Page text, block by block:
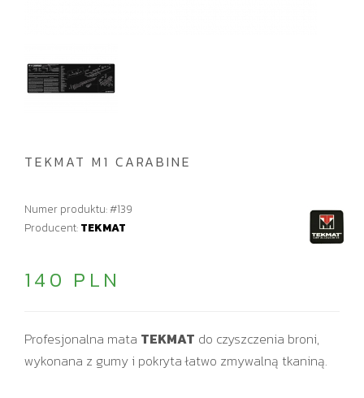
TEKMAT M1 CARABINE
Numer produktu: #139
Producent: TEKMAT
140 PLN
Profesjonalna mata TEKMAT do czyszczenia broni,
wykonana z gumy i pokryta łatwo zmywalną tkaniną.